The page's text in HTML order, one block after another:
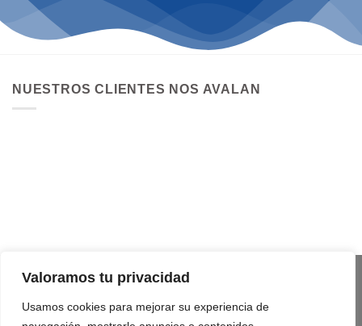
Valoramos tu privacidad
Usamos cookies para mejorar su experiencia de
NUESTROS CLIENTES NOS AVALAN